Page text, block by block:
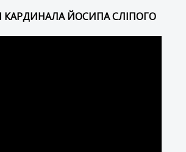
КАРДИНАЛА ЙОСИПА СЛІПОГО